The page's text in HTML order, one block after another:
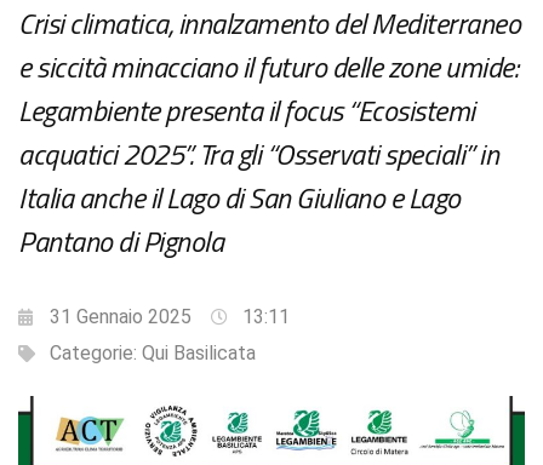
Crisi climatica, innalzamento del Mediterraneo
e siccità minacciano il futuro delle zone umide:
Legambiente presenta il focus “Ecosistemi
acquatici 2025”. Tra gli “Osservati speciali” in
Italia anche il Lago di San Giuliano e Lago
Pantano di Pignola
31 Gennaio 2025
13:11
Categorie: Qui Basilicata